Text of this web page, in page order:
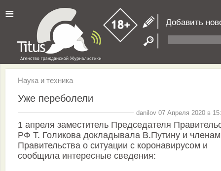
≡ Добавить
Наука и техника
Уже переболели
danilov 07 Апреля 2020 в
1 апреля заместитель Председателя
РФ Т. Голикова докладывала В.Путину и членам
Правительства о ситуации с коронавирусом и
сообщила интересные сведения: